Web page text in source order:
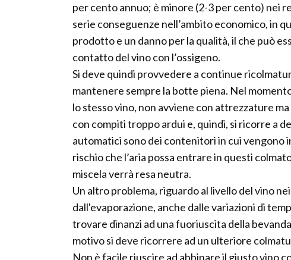
per cento annuo; è minore (2-3 per cento) nei
serie conseguenze nell’ambito economico, in
prodotto e un danno per la qualità, il che può
contatto del vino con l’ossigeno.
Si deve quindi provvedere a continue
mantenere sempre la botte piena. Nel
lo stesso vino, non avviene con attrezzature
con compiti troppo ardui e, quindi, si ricorre a
automatici sono dei contenitori in cui vengono
rischio che l’aria possa entrare in questi
miscela verrà resa neutra.
Un altro problema, riguardo al livello del vino
dall'evaporazione, anche dalle variazioni di
trovare dinanzi ad una fuoriuscita della
motivo si deve ricorrere ad un ulteriore
Non è facile riuscire ad abbinare il giusto vino